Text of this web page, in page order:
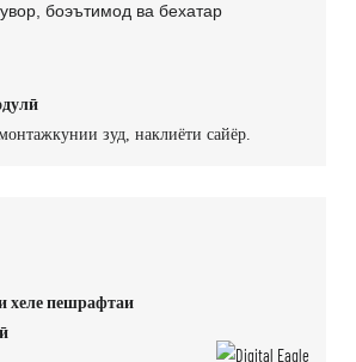
боэътимод ва бехатар
зуд, наклиёти сайёр.
хеле пешрафтаи